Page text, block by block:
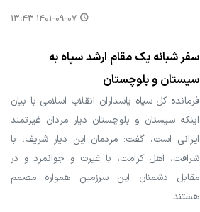
۱۴۰۱-۰۹-۰۷ ۱۳:۴۳
سفر شبانه یک مقام ارشد سپاه به
سیستان و بلوچستان
فرمانده کل سپاه پاسداران انقلاب اسلامی با بیان
اینکه سیستان و بلوچستان دیار مردان غیرتمند
ایرانی است، گفت: مردمان این دیار شریف، با
شرافت، اهل کرامت، با غیرت و جوانمرد و در
مقابل دشمنان این سرزمین همواره مصمم
هستند.